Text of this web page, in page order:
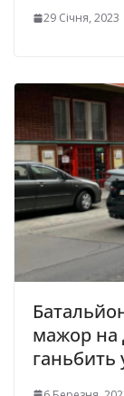
29 Січня, 2023
мажор на
ганьбить